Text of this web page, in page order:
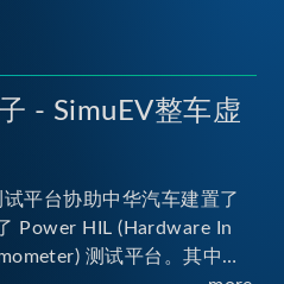
- SimuEV整车虚
平台协助中华汽车建置了
Power HIL (Hardware In
测试平台。其中